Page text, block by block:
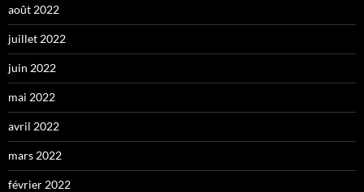
août 2022
juillet 2022
juin 2022
mai 2022
avril 2022
mars 2022
février 2022